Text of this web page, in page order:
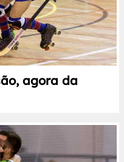
agora da